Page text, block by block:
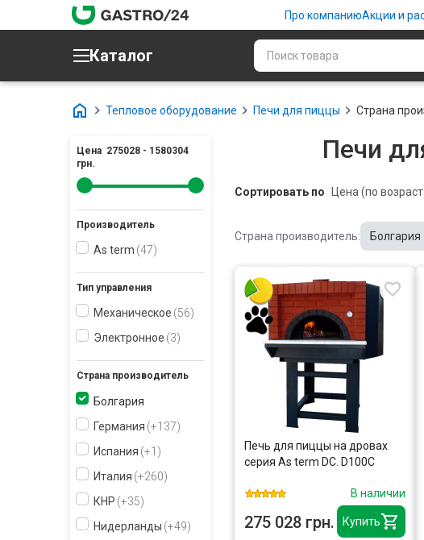
Про компаниюАкции и
Каталог
Тепловое оборудование Печи для пиццы Страна
Цена 275028 - 1580304
грн.
Производитель
As term 47
Тип управления
Механическое 56
Электронное 3
Страна производитель
Болгария
Германия +137
Испания +1
Италия +260
КНР +35
Нидерланды +49
Печи
Сортировать по
Страна производитель: Болгария
Купить
Печь для пиццы на дровах
серия As term DC. D100C
В наличии
275 028 грн.